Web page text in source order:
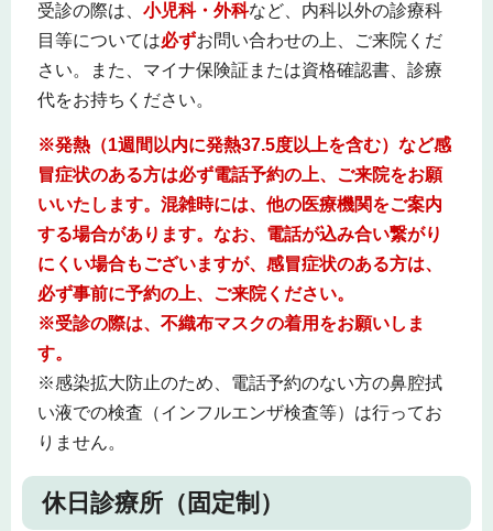
受診の際は、 小児科・外科など、内科以外の診療科
目等については必ずお問い合わせの上、ご来院くだ
さい。また、マイナ保険証または資格確認書、診療
代をお持ちください。
※発熱（1週間以内に発熱37.5度以上を含む）など感
冒症状のある方は必ず電話予約の上、ご来院をお願
いいたします。混雑時には、他の医療機関をご案内
する場合があります。なお、電話が込み合い繋がり
にくい場合もございますが、感冒症状のある方は、
必ず事前に予約の上、ご来院ください。
※受診の際は、不織布マスクの着用をお願いしま
す。
※感染拡大防止のため、電話予約のない方の鼻腔拭
い液での検査（インフルエンザ検査等）は行ってお
りません。
休日診療所（固定制）